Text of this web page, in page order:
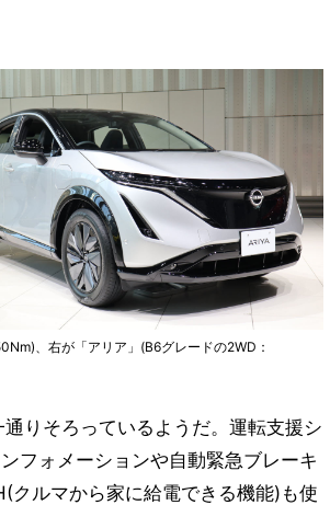
、右が「アリア」(B6グレードの2WD：
りそろっているようだ。運転支援シ
フォメーションや自動緊急ブレーキ
クルマから家に給電できる機能)も使